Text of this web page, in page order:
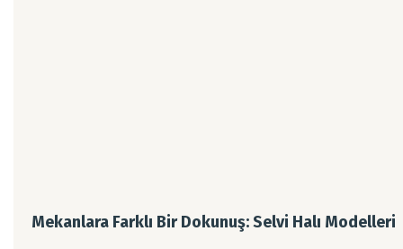
Mekanlara Farklı Bir Dokunuş: Selvi Halı Modelleri